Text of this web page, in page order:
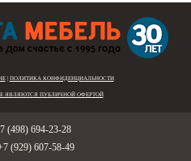
| ПОЛИТИКА КОНФИДЕНЦИАЛЬНОСТИ
ЯВЛЯЮТСЯ ПУБЛИЧНОЙ ОФЕРТОЙ
(498) 694-23-28
(929) 607-58-49